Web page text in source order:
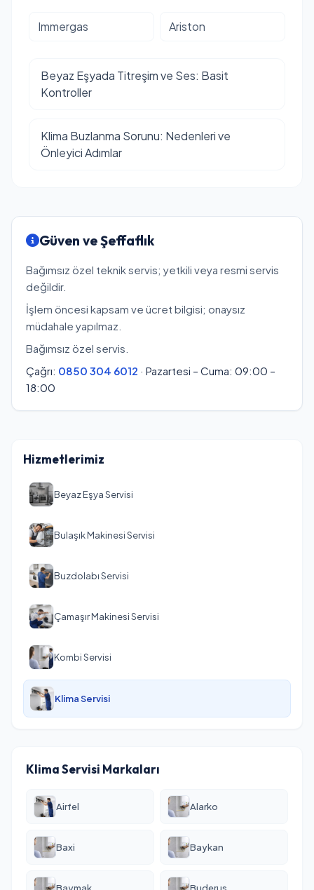
Immergas Ariston
Beyaz Eşyada Titreşim ve Ses: Basit
Kontroller
Klima Buzlanma Sorunu: Nedenleri ve
Önleyici Adımlar
Güven ve Şeffaflık
Bağımsız özel teknik servis; yetkili veya resmi servis
değildir.
İşlem öncesi kapsam ve ücret bilgisi; onaysız
müdahale yapılmaz.
Bağımsız özel servis.
Çağrı: 0850 304 6012 · Pazartesi – Cuma: 09:00 –
18:00
Hizmetlerimiz
Beyaz Eşya Servisi
Bulaşık Makinesi Servisi
Buzdolabı Servisi
Çamaşır Makinesi Servisi
Kombi Servisi
Klima Servisi
Klima Servisi Markaları
Airfel Alarko
Baxi Baykan
Baymak Buderus